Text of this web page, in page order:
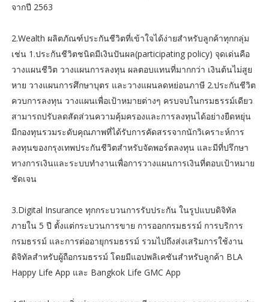
จากปี 2563
2.Wealth ผลิตภัณฑ์ประกันชีวิตที่เข้าใจได้ง่ายสำหรับลูกค้าทุกกลุ่ม
เช่น 1.ประกันชีวิตชนิดมีเงินปันผล(participating policy) จุดเด่นคือ
วางแผนชีวิต วางแผนการลงทุน ผลตอบแทนที่มากกว่า เงินต้นไม่สูย
หาย วางแผนการศึกษาบุตร และวางแผนลดหย่อนภาษี 2.ประกันชีวิต
ควบการลงทุน วางแผนเพื่อเป้าหมายต่างๆ ครบจบในกรมธรรม์เดียว
สามารถปรับลดสัดส่วนความคุ้มครองและการลงทุนได้อย่างยืดหยุ่น
มีกองทุนรวมระดับคุณภาพที่ได้รับการคัดสรรจากนักวิเคราะห์การ
ลงทุนของกรุงเทพประกันชีวิตสำหรับจัดพอร์ตลงทุน และมีที่ปรึกษา
ทางการเงินและระบบทำงานเพื่อการวางแผนการเงินที่ตอบเป้าหมาย
ชัดเจน
3.Digital Insurance ทุกกระบวนการรับประกัน ในรูปแบบดิจิทัล
ภายใน 5 ปี ตั้งแต่กระบวนการขาย การออกกรมธรรม์ การบริการ
กรมธรรม์ และการต่ออายุกรมธรรม์ รวมไปถึงส่งเสริมการใช้งาน
ดิจิทัลสำหรับผู้ถือกรมธรรม์ โดยมีแอปพลิเคชันสำหรับลูกค้า BLA
Happy Life App และ Bangkok Life GMC App